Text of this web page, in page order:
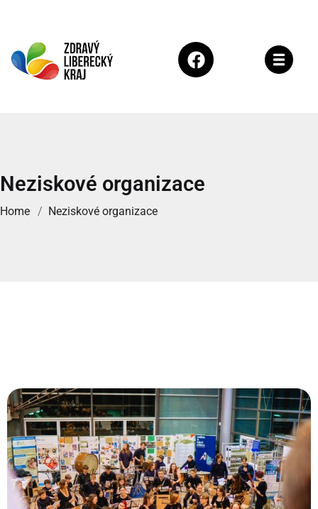
Neziskové organizace
Home Neziskové organizace